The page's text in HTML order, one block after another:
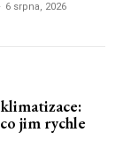
6 srpna, 2026
jim rychle